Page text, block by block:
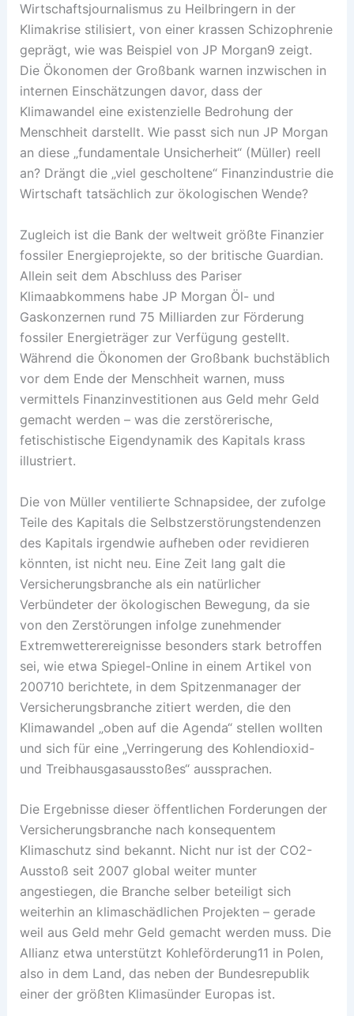
Wirtschaftsjournalismus zu Heilbringern in der
Klimakrise stilisiert, von einer krassen Schizophrenie
geprägt, wie was Beispiel von JP Morgan9 zeigt.
Die Ökonomen der Großbank warnen inzwischen in
internen Einschätzungen davor, dass der
Klimawandel eine existenzielle Bedrohung der
Menschheit darstellt. Wie passt sich nun JP Morgan
an diese „fundamentale Unsicherheit“ (Müller) reell
an? Drängt die „viel gescholtene“ Finanzindustrie die
Wirtschaft tatsächlich zur ökologischen Wende?
Zugleich ist die Bank der weltweit größte Finanzier
fossiler Energieprojekte, so der britische Guardian.
Allein seit dem Abschluss des Pariser
Klimaabkommens habe JP Morgan Öl- und
Gaskonzernen rund 75 Milliarden zur Förderung
fossiler Energieträger zur Verfügung gestellt.
Während die Ökonomen der Großbank buchstäblich
vor dem Ende der Menschheit warnen, muss
vermittels Finanzinvestitionen aus Geld mehr Geld
gemacht werden – was die zerstörerische,
fetischistische Eigendynamik des Kapitals krass
illustriert.
Die von Müller ventilierte Schnapsidee, der zufolge
Teile des Kapitals die Selbstzerstörungstendenzen
des Kapitals irgendwie aufheben oder revidieren
könnten, ist nicht neu. Eine Zeit lang galt die
Versicherungsbranche als ein natürlicher
Verbündeter der ökologischen Bewegung, da sie
von den Zerstörungen infolge zunehmender
Extremwetterereignisse besonders stark betroffen
sei, wie etwa Spiegel-Online in einem Artikel von
200710 berichtete, in dem Spitzenmanager der
Versicherungsbranche zitiert werden, die den
Klimawandel „oben auf die Agenda“ stellen wollten
und sich für eine „Verringerung des Kohlendioxid-
und Treibhausgasausstoßes“ aussprachen.
Die Ergebnisse dieser öffentlichen Forderungen der
Versicherungsbranche nach konsequentem
Klimaschutz sind bekannt. Nicht nur ist der CO2-
Ausstoß seit 2007 global weiter munter
angestiegen, die Branche selber beteiligt sich
weiterhin an klimaschädlichen Projekten – gerade
weil aus Geld mehr Geld gemacht werden muss. Die
Allianz etwa unterstützt Kohleförderung11 in Polen,
also in dem Land, das neben der Bundesrepublik
einer der größten Klimasünder Europas ist.